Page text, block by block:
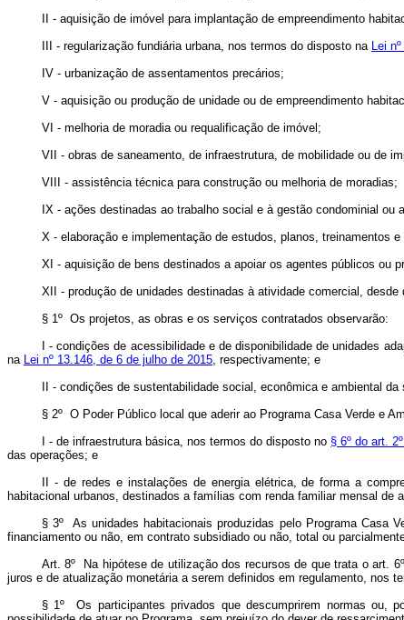
II - aquisição de imóvel para implantação de empreendimento
III - regularização fundiária urbana, nos termos do disposto na Lei
IV - urbanização de assentamentos precários;
V - aquisição ou produção de unidade ou de empreendimento
VI - melhoria de moradia ou requalificação de imóvel;
VII - obras de saneamento, de infraestrutura, de mobilidade ou de
VIII - assistência técnica para construção ou melhoria de moradias;
IX - ações destinadas ao trabalho social e à gestão condominial
X - elaboração e implementação de estudos, planos, treinamentos
XI - aquisição de bens destinados a apoiar os agentes públicos ou
XII - produção de unidades destinadas à atividade comercial,
§ 1º Os projetos, as obras e os serviços contratados observarão:
I - condições de acessibilidade e de disponibilidade de unidades
na Lei nº 13.146, de 6 de julho de 2015, respectivamente; e
II - condições de sustentabilidade social, econômica e ambiental da
§ 2º O Poder Público local que aderir ao Programa Casa Verde e
I - de infraestrutura básica, nos termos do disposto no § 6º do art.
das operações; e
II - de redes e instalações de energia elétrica, de forma a
habitacional urbanos, destinados a famílias com renda familiar mensal de
§ 3º As unidades habitacionais produzidas pelo Programa Casa
financiamento ou não, em contrato subsidiado ou não, total ou
Art. 8º Na hipótese de utilização dos recursos de que trata o art.
juros e de atualização monetária a serem definidos em regulamento, nos
§ 1º Os participantes privados que descumprirem normas ou,